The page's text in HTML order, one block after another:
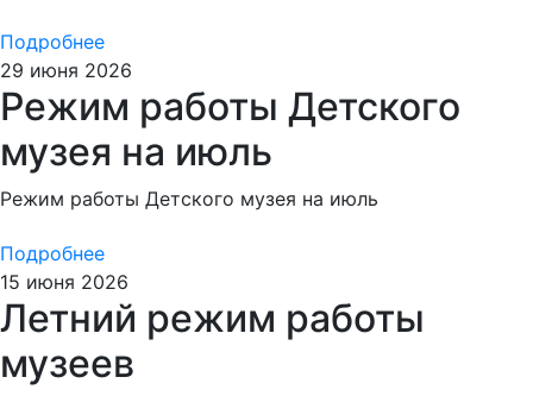
Подробнее
29 июня 2026
Режим работы Детского
музея на июль
Режим работы Детского музея на июль
Подробнее
15 июня 2026
Летний режим работы
музеев